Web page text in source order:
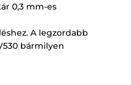
0,3 mm-es
A legzordabb
bármilyen